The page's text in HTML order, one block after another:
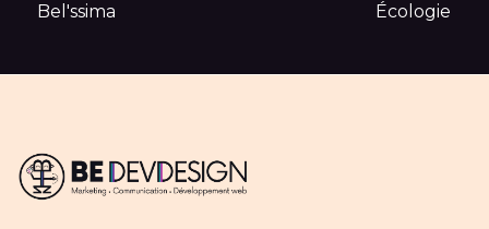
Bel'ssima
Écologie